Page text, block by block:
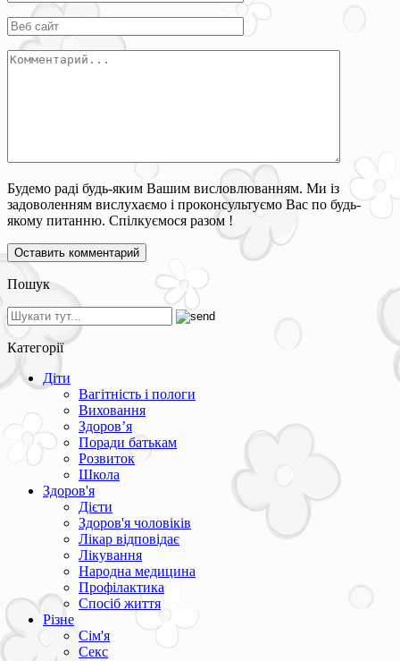
Будемо раді будь-яким Вашим висловлюванням. Ми із
задоволенням вислухаємо і проконсультуємо Вас по будь-
якому питанню. Спілкуємося разом !
Пошук
Категорії
Діти
Вагітність і пологи
Виховання
Здоров’я
Поради батькам
Розвиток
Школа
Здоров'я
Дієти
Здоров'я чоловіків
Лікар відповідає
Лікування
Народна медицина
Профілактика
Спосіб життя
Різне
Сім'я
Секс